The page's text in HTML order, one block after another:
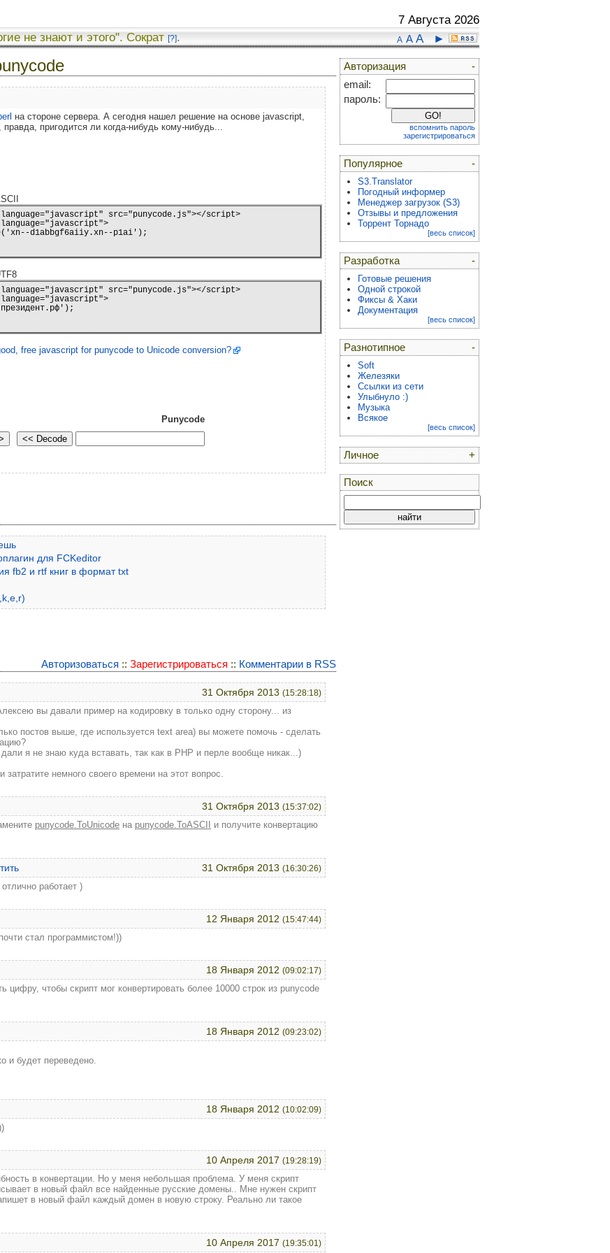
7 Августа 2026
A A A ►
не знают и этого". Сократ [?].
на стороне сервера. А сегодня нашел решение на основе javascript,
пригодится ли когда-нибудь кому-нибудь...
src="punycode.js"></script>
d1abbgf6aiiy.xn--p1ai');
src="punycode.js"></script>
free javascript for punycode to Unicode conversion?
Punycode
для FCKeditor
fb2 и rtf книг в формат txt
Авторизоваться :: Зарегистрироваться :: Комментарии в RSS
31 Октября 2013 (15:28:18)
вы давали пример на кодировку в только одну сторону... из
постов выше, где используется text area) вы можете помочь - сделать
я не знаю куда вставать, так как в PHP и перле вообще никак...)
немного своего времени на этот вопрос.
31 Октября 2013 (15:37:02)
punycode.ToUnicode на punycode.ToASCII
и получите конвертацию
31 Октября 2013 (16:30:26)
работает )
12 Января 2012 (15:47:44)
стал программистом!))
18 Января 2012 (09:02:17)
цифру, чтобы скрипт мог конвертировать более 10000 строк из punycode
18 Января 2012 (09:23:02)
и будет переведено.
18 Января 2012 (10:02:09)
10 Апреля 2017 (19:28:19)
в конвертации. Но у меня небольшая проблема. У меня скрипт
в новый файл все найденные русские домены.. Мне нужен скрипт
в новый файл каждый домен в новую строку. Реально ли такое
10 Апреля 2017 (19:35:01)
-
Авторизация
email:
пароль:
вспомнить пароль
зарегистрироваться
-
Популярное
S3.Translator
Погодный информер
Менеджер загрузок (S3)
Отзывы и предложения
Торрент Торнадо
[весь список]
-
Разработка
Готовые решения
Одной строкой
Фиксы & Хаки
Документация
[весь список]
-
Разнотипное
Soft
Железяки
Ссылки из сети
Улыбнуло :)
Музыка
Всякое
[весь список]
+
Личное
Поиск